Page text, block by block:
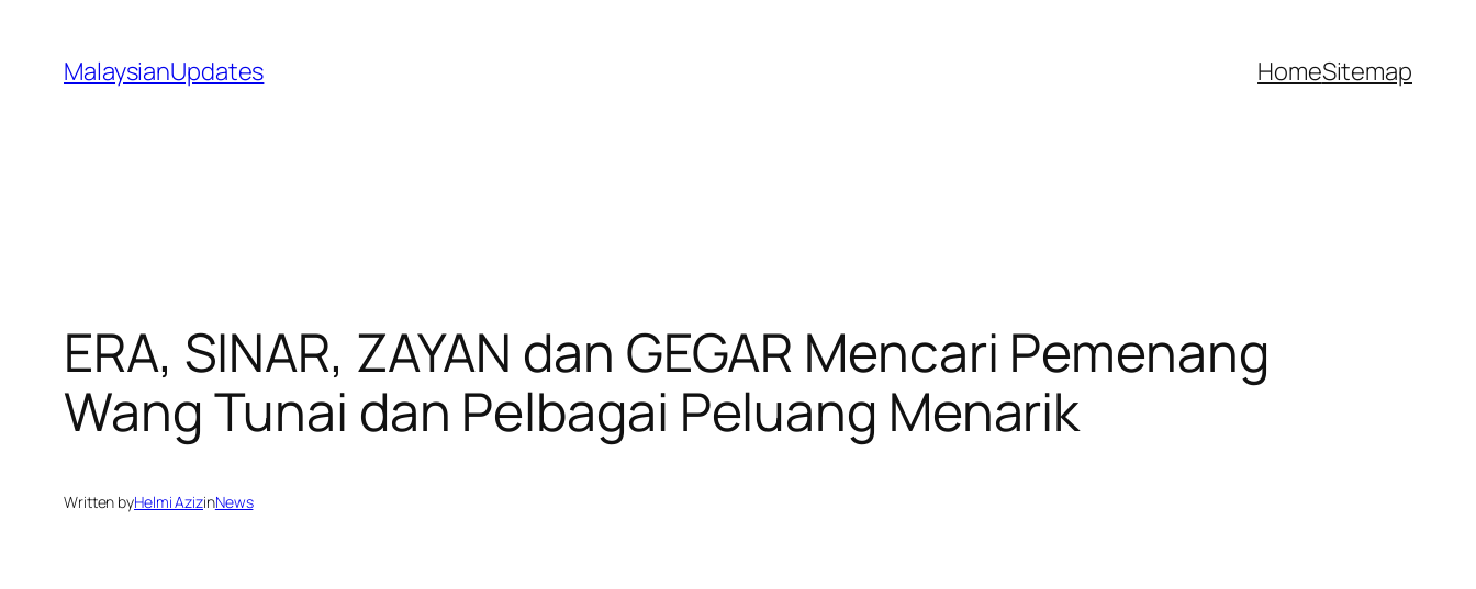
content
MalaysianUpdates HomeSitemap
ERA, SINAR, ZAYAN dan GEGAR Mencari Pemenang
Wang Tunai dan Pelbagai Peluang Menarik
Written byHelmi AzizinNews